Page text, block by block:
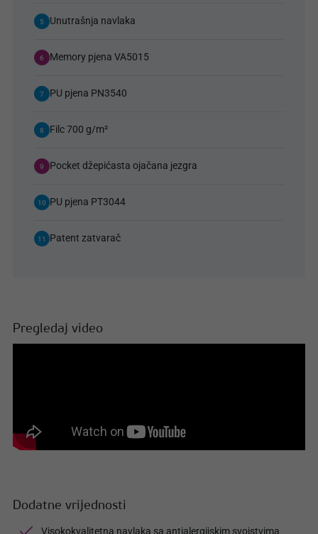
5 Unutrašnja navlaka
6 Memory pjena VA5015
7 PU pjena PN3540
8 Filc 700 g/m²
9 Pocket džepićasta ojačana jezgra
10 PU pjena PT3044
11 Patent zatvarač
Pregledaj video
Dodatne vrijednosti
Visokokvalitetna navlaka sa antialergijskim svojstvima